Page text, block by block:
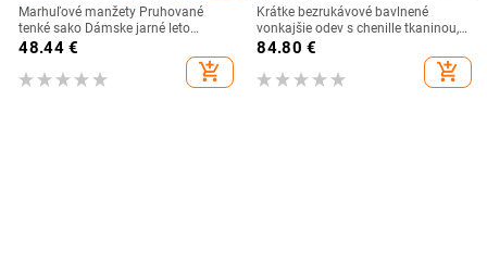
Marhuľové manžety Pruhované
tenké sako Dámske jarné leto
Jesenné módne kabáty Dámske
sako Kórejské ležérne vrchné
oblečenie Topy
48.44€
add_shopping_cart
Krátke bezrukávové bavlnené
vonkajšie odev s chenille tkaninou,
bavlnenou výplňou a spandexom.
84.80 €
add_shopping_cart